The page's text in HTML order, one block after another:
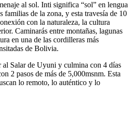
al sol. Inti significa “sol” en lengua
familias de la zona, y esta travesía de 10
con la naturaleza, la cultura
Caminarás entre montañas, lagunas
en una de las cordilleras más
de Bolivia.
al Salar de Uyuni y culmina con 4 días
2 pasos de más de 5,000msnm. Esta
lo remoto, lo auténtico y lo